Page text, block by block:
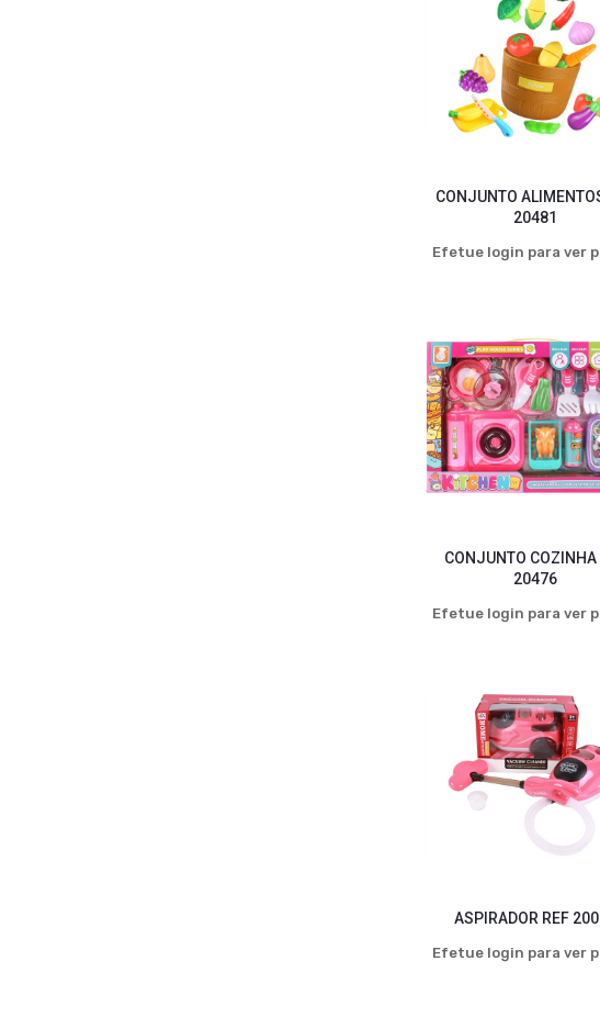
CONJUNTO
20481
Efetue login para ver
CONJUNTO COZINHA
20476
Efetue login para ver
ASPIRADOR REF
Efetue login para ver